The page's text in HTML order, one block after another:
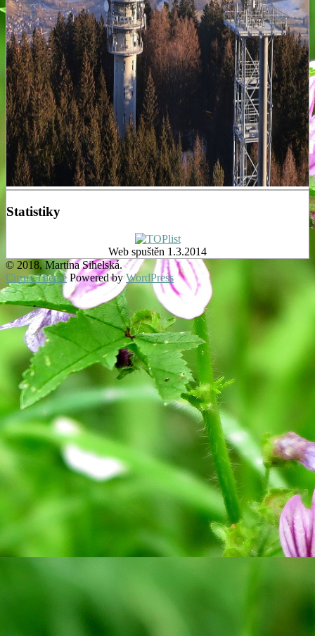
Statistiky
Web spuštěn 1.3.2014
© 2018, Martina Sihelská.
Cirrus Theme Powered byWordPress